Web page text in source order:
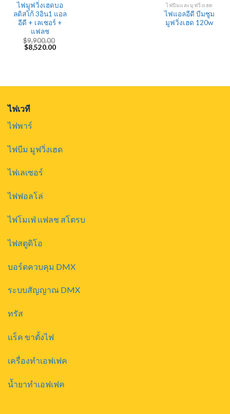
ไฟมูฟวิ่งเฮดบอ
ลดิสโก้ 3อิน1 แอล
อีดี + เลเซอร์ +
แฟลช
$9,900.00
Original
price
$8,520.00Current
ไฟบีมและมูฟวิ่งเฮด
ไฟแอลอีดี บีมซูม
มูฟวิ่งเฮด 120w
ไฟเวที
ไฟพาร์
ไฟบีม มูฟวิ่งเฮด
ไฟเลเซอร์
ไฟฟอลโล่
ไฟโมเฟ่ แฟลช สโตรบ
ไฟสตูดิโอ
บอร์ดควบคุม DMX
ระบบสัญญาณ DMX
ทรัส
แร็ค ขาตั้งไฟ
เครื่องทำเอฟเฟค
น้ำยาทำเอฟเฟค